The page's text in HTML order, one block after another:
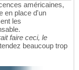
américaines,
en place d'un
les
faire ceci, le
beaucoup trop